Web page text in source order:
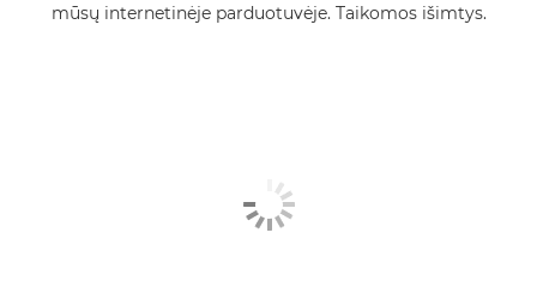
mūsų internetinėje parduotuvėje. Taikomos išimtys.